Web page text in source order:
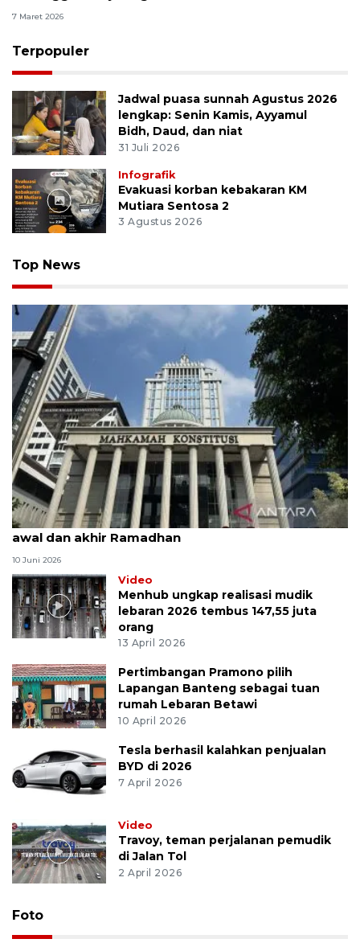
7 Maret 2026
Terpopuler
Jadwal puasa sunnah Agustus 2026
lengkap: Senin Kamis, Ayyamul
Bidh, Daud, dan niat
31 Juli 2026
Infografik
Evakuasi korban kebakaran KM
Mutiara Sentosa 2
3 Agustus 2026
Top News
MK uji materi UU Peradilan Agama perihal isbat
awal dan akhir Ramadhan
10 Juni 2026
Video
Menhub ungkap realisasi mudik
lebaran 2026 tembus 147,55 juta
orang
13 April 2026
Pertimbangan Pramono pilih
Lapangan Banteng sebagai tuan
rumah Lebaran Betawi
10 April 2026
Tesla berhasil kalahkan penjualan
BYD di 2026
7 April 2026
Video
Travoy, teman perjalanan pemudik
di Jalan Tol
2 April 2026
Foto